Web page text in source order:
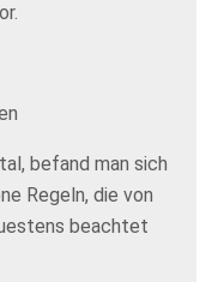
befand man sich
Regeln, die von
beachtet